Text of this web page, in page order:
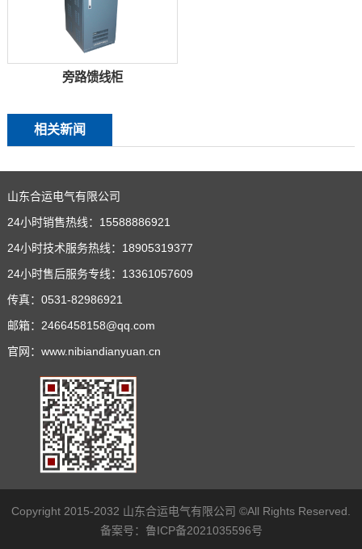
旁路馈线柜
相关新闻
山东合运电气有限公司
24小时销售热线：15588886921
24小时技术服务热线：18905319377
24小时售后服务专线：13361057609
传真：0531-82986921
邮箱：2466458158@qq.com
官网：www.nibiandianyuan.cn
Copyright 2015-2032 山东合运电气有限公司 ©All Rights Reserved.
备案号： 鲁ICP备2021035596号